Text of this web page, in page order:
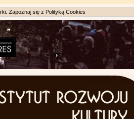
Zapoznaj się z Polityką Cookies